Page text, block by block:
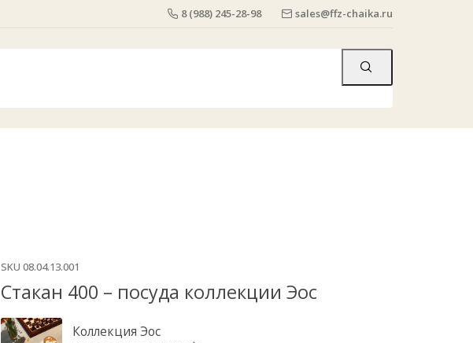
8 (988) 245-28-98 sales@ffz-chaika.ru
SKU 08.04.13.001
Стакан 400 – посуда коллекции Эос
Коллекция Эос